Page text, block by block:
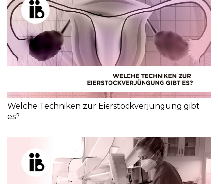
Welche Techniken zur Eierstockverjüngung gibt
es?